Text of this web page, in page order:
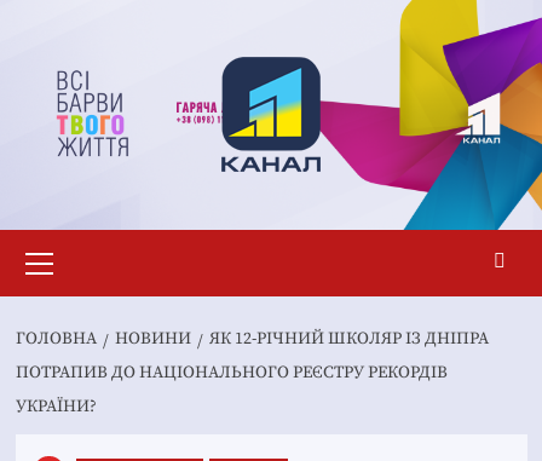
вмісту
меню
ГОЛОВНА НОВИНИ
ЯК 12-РІЧНИЙ ШКОЛЯР ІЗ ДНІПРА
ПОТРАПИВ ДО НАЦІОНАЛЬНОГО РЕЄСТРУ РЕКОРДІВ
УКРАЇНИ?